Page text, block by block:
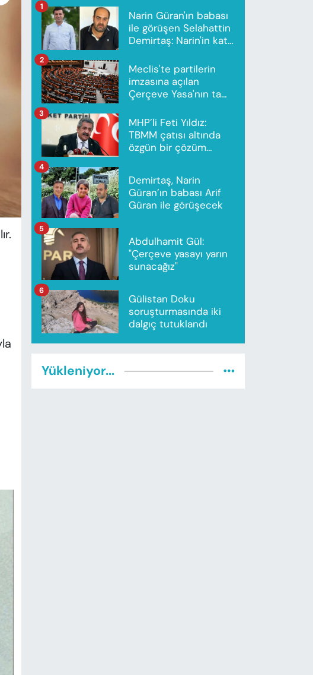
Narin Güran'ın babası
ile görüşen Selahattin
Demirtaş: Narin'in katili
1
Meclis'te partilerin
imzasına açılan
Çerçeve Yasa'nın tam
2
MHP’li Feti Yıldız:
TBMM çatısı altında
özgün bir çözüm
3
Demirtaş, Narin
Güran’ın babası Arif
Güran ile görüşecek
4
Abdulhamit Gül:
"Çerçeve yasayı yarın
sunacağız"
5
Gülistan Doku
soruşturmasında iki
dalgıç tutuklandı
6
Yükleniyor...